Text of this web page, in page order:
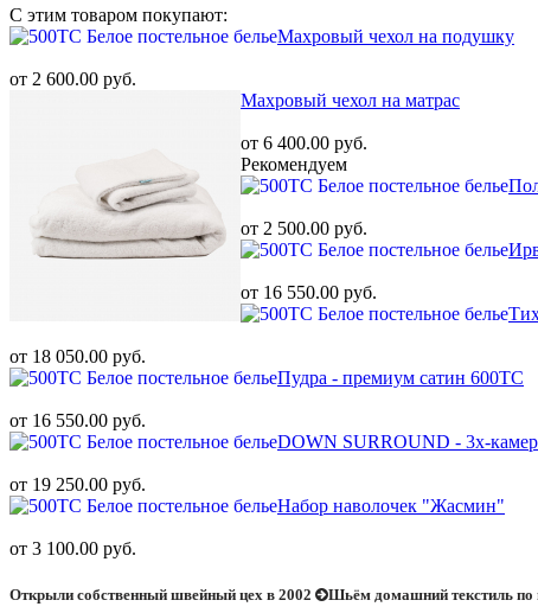
С этим товаром покупают:
Махровый чехол на подушку
от 2 600.00 руб.
Махровый чехол на матрас
от 6 400.00 руб.
Рекомендуем
от 2 500.00 руб.
от 16 550.00 руб.
от 18 050.00 руб.
Пудра - премиум сатин 600ТС
от 16 550.00 руб.
DOWN SURROUND - 3х-
от 19 250.00 руб.
Набор наволочек "Жасмин"
от 3 100.00 руб.
Открыли собственный швейный цех в 2002 Шьём домашний текстиль по